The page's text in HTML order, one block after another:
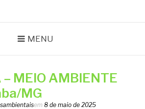
MENU
MEIO AMBIENTE
MG
em 8 de maio de 2025